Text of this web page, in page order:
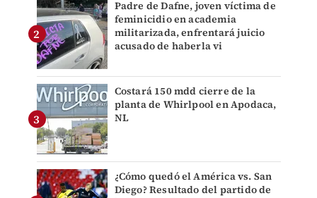
Padre de Dafne, joven víctima de
feminicidio en academia
militarizada, enfrentará juicio
acusado de haberla vi
Costará 150 mdd cierre de la
planta de Whirlpool en Apodaca,
NL
¿Cómo quedó el América vs. San
Diego? Resultado del partido de